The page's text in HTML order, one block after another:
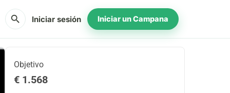
search Iniciar sesión Iniciar un Campana
Objetivo
€ 1.568